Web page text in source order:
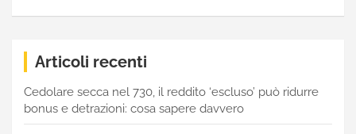
Articoli recenti
Cedolare secca nel 730, il reddito ‘escluso’ può ridurre
bonus e detrazioni: cosa sapere davvero